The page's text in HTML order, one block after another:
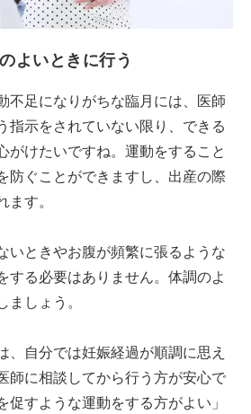
よいときに行う
不足になりがちな臨月には、医師
指示をされていない限り、できる
がけたいですね。運動をすること
防ぐことができますし、出産の際
ます。
いときやお腹が頻繁に張るような
する必要はありません。体調のよ
ましょう。
、自分では妊娠経過が順調に思え
師に相談してから行う方が安心で
促すような運動をする方がよい」